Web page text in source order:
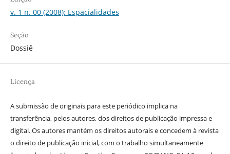
v. 1 n. 00 (2008): Espacialidades
Seção
Dossiê
Licença
A submissão de originais para este periódico implica na
transferência, pelos autores, dos direitos de publicação impressa e
digital. Os autores mantém os direitos autorais e concedem à revista
o direito de publicação inicial, com o trabalho simultaneamente